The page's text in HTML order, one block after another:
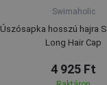
Swimaholic
Úszósapka hosszú hajra
Long Hair Cap
4 925 Ft